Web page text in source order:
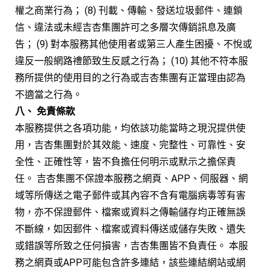
權之商業行為； (8) 刊載、傳輸、發送垃圾郵件、連鎖
信、違法或未經吉杏集團許可之多層次傳銷訊息及廣
告； (9) 對本服務其他使用者或第三人產生困擾、不悅或
違反一般網路禮節致生反感之行為； (10) 其他不符本服
務所提供的使用目的之行為或吉杏集團有正當理由認為
不適當之行為。
八、 免責條款
本服務提供之各項功能，均依該功能當時之現況提供使
用，吉杏集團對於其效能、速度、完整性、可靠性、安
全性、正確性等，皆不負擔任何明示或默示之擔保責
任。 吉杏集團不保證本服務之網頁、APP、伺服器、網
域等所傳送之電子郵件或其內容不含有電腦病毒等有害
物，亦不保證郵件、檔案或資料之傳輸儲存均正確無誤
不斷線，如因郵件、檔案或資料傳送或儲存失敗、遺失
或錯誤等所致之任何損害，吉杏集團皆不負責任。 本服
務之網頁或APP可能包含許多連結，該些連結網站或網